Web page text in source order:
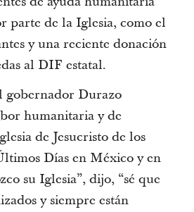
parte de la Iglesia, como el
y una reciente donación
al DIF estatal.
gobernador Durazo
humanitaria y de
de Jesucristo de los
Días en México y en
su Iglesia”, dijo, “sé que
y siempre están